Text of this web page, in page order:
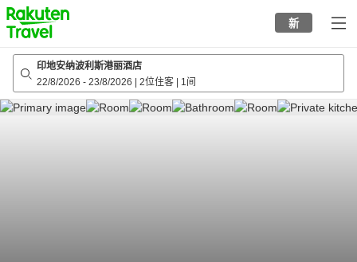
to
top
page
新
印地安纳波利斯港丽酒店
22/8/2026 - 23/8/2026 2位住客 1间